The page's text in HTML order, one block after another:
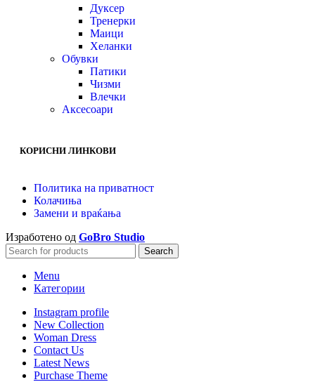
Дуксер
Тренерки
Маици
Хеланки
Обувки
Патики
Чизми
Влечки
Аксесоари
КОРИСНИ ЛИНКОВИ
Политика на приватност
Колачиња
Замени и враќања
Изработено од GoBro Studio
Search
Menu
Категории
Instagram profile
New Collection
Woman Dress
Contact Us
Latest News
Purchase Theme